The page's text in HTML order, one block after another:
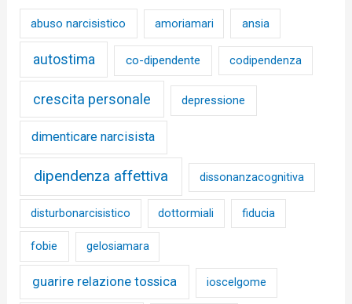
abuso narcisistico amoriamari ansia
autostima co-dipendente codipendenza
crescita personale depressione
dimenticare narcisista
dipendenza affettiva dissonanzacognitiva
disturbonarcisistico dottormiali fiducia
fobie gelosiamara
guarire relazione tossica ioscelgome